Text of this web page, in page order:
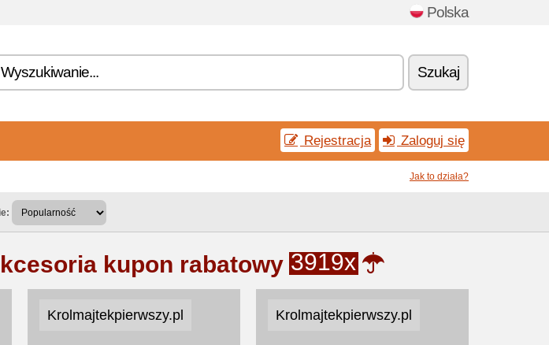
Polska
Szukaj
Rejestracja Zaloguj się
Jak to działa?
kupon rabatowy 3919x
Krolmajtekpierwszy.pl Krolmajtekpierwszy.pl